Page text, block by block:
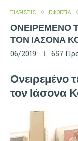
ΕΙΔΗΣΕΙΣ ΕΦΟΕΠΑ
ΟΝΕΙΡΕΜΈΝΟ
ΤΟΝ ΙΆΣΟΝΑ
06/2019 657
Ονειρεμένο
τον Ιάσονα